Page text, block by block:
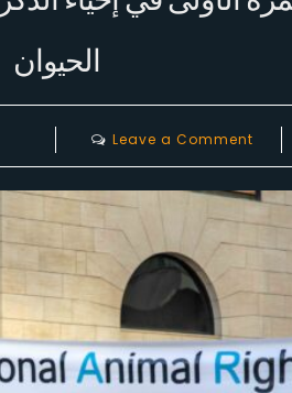
الحيوان
Leave a Commenton
لبنان
الأولى
في
إحياء
لليوم